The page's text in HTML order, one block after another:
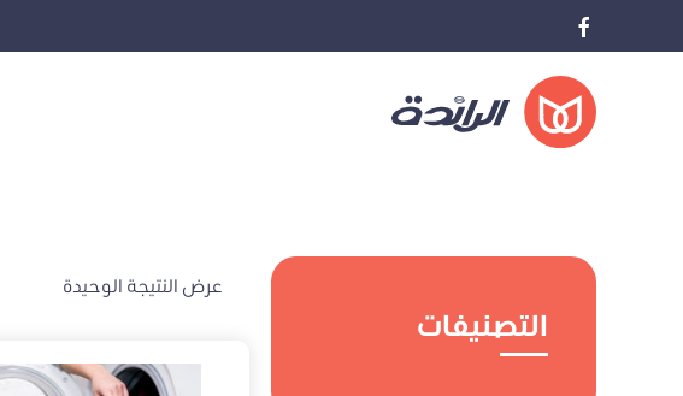
عرض النتيجة الوحيدة
التصنيفات